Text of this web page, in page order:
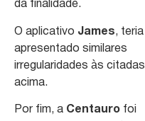
da finalidade.
O aplicativo James, teria
apresentado similares
irregularidades às citadas
acima.
Por fim, a Centauro foi